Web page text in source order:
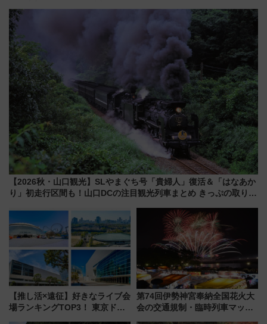
りたいけど……【WILLER お盆
帰省動向調査】
ZOO」開催情報
【2026秋・山口観光】SLやまぐち号「貴婦人」復活＆「はなあか
り」初走行区間も！山口DCの注目観光列車まとめ きっぷの取り方
【推し活×遠征】好きなライブ会
場ランキングTOP3！ 東京ドー
第74回伊勢神宮奉納全国花火大
会の交通規制・臨時列車マッ